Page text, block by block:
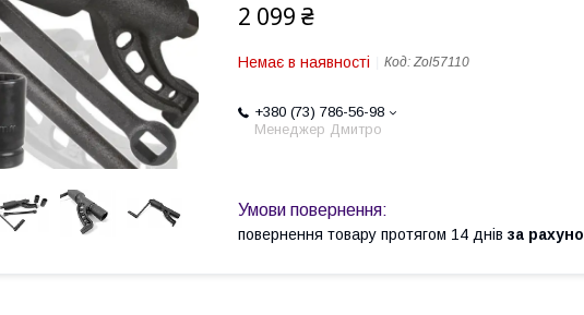
2 099 ₴
Немає в наявності Код: Zol57110
+380 (73) 786-56-98
Менеджер Дмитро
повернення товару протягом 14 днів за